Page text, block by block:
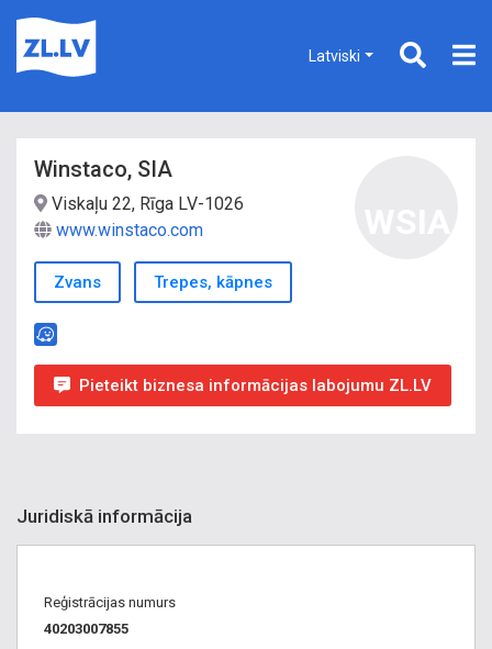
Latviski
Winstaco, SIA
Viskaļu 22, Rīga LV-1026
www.winstaco.com
Zvans Trepes, kāpnes
Pieteikt biznesa informācijas labojumu ZL.LV
Juridiskā informācija
Reģistrācijas numurs
40203007855